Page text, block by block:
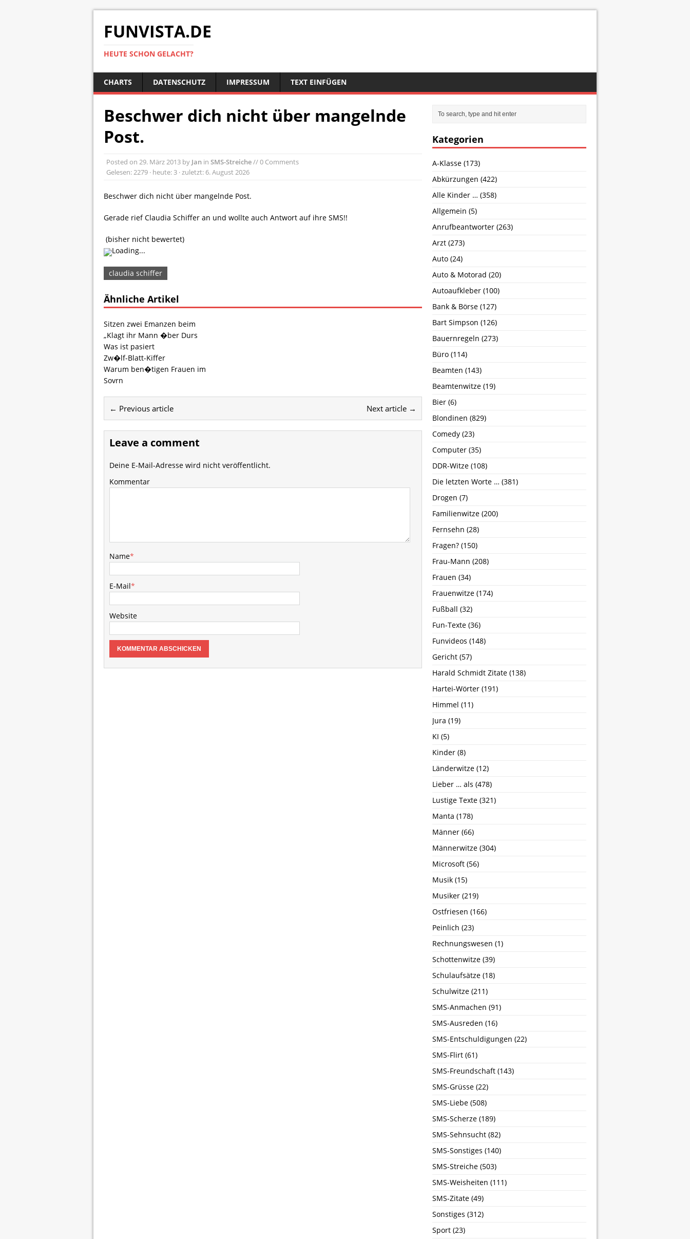
FUNVISTA.DE
HEUTE SCHON GELACHT?
CHARTS DATENSCHUTZ IMPRESSUM TEXT EINFÜGEN
Beschwer dich nicht über mangelnde
Post.
Posted on 29. März 2013 by Jan in SMS-Streiche// 0 Comments
Gelesen: 2279 · heute: 3 · zuletzt: 6. August 2026
Beschwer dich nicht über mangelnde Post.
Gerade rief Claudia Schiffer an und wollte auch Antwort auf ihre SMS!!
(bisher nicht bewertet)
Loading...
claudia schiffer
Ähnliche Artikel
Sitzen zwei Emanzen beim
„Klagt ihr Mann �ber Durs
Was ist pasiert
Zw�lf-Blatt-Kiffer
Warum ben�tigen Frauen im
Sovrn
← Previous article Next article →
Leave a comment
Deine E-Mail-Adresse wird nicht veröffentlicht.
Kommentar
Name*
E-Mail*
Website
Kategorien
A-Klasse (173)
Abkürzungen (422)
Alle Kinder … (358)
Allgemein (5)
Anrufbeantworter (263)
Arzt (273)
Auto (24)
Auto & Motorad (20)
Autoaufkleber (100)
Bank & Börse (127)
Bart Simpson (126)
Bauernregeln (273)
Büro (114)
Beamten (143)
Beamtenwitze (19)
Bier (6)
Blondinen (829)
Comedy (23)
Computer (35)
DDR-Witze (108)
Die letzten Worte … (381)
Drogen (7)
Familienwitze (200)
Fernsehn (28)
Fragen? (150)
Frau-Mann (208)
Frauen (34)
Frauenwitze (174)
Fußball (32)
Fun-Texte (36)
Funvideos (148)
Gericht (57)
Harald Schmidt Zitate (138)
Hartei-Wörter (191)
Himmel (11)
Jura (19)
KI (5)
Kinder (8)
Länderwitze (12)
Lieber … als (478)
Lustige Texte (321)
Manta (178)
Männer (66)
Männerwitze (304)
Microsoft (56)
Musik (15)
Musiker (219)
Ostfriesen (166)
Peinlich (23)
Rechnungswesen (1)
Schottenwitze (39)
Schulaufsätze (18)
Schulwitze (211)
SMS-Anmachen (91)
SMS-Ausreden (16)
SMS-Entschuldigungen (22)
SMS-Flirt (61)
SMS-Freundschaft (143)
SMS-Grüsse (22)
SMS-Liebe (508)
SMS-Scherze (189)
SMS-Sehnsucht (82)
SMS-Sonstiges (140)
SMS-Streiche (503)
SMS-Weisheiten (111)
SMS-Zitate (49)
Sonstiges (312)
Sport (23)